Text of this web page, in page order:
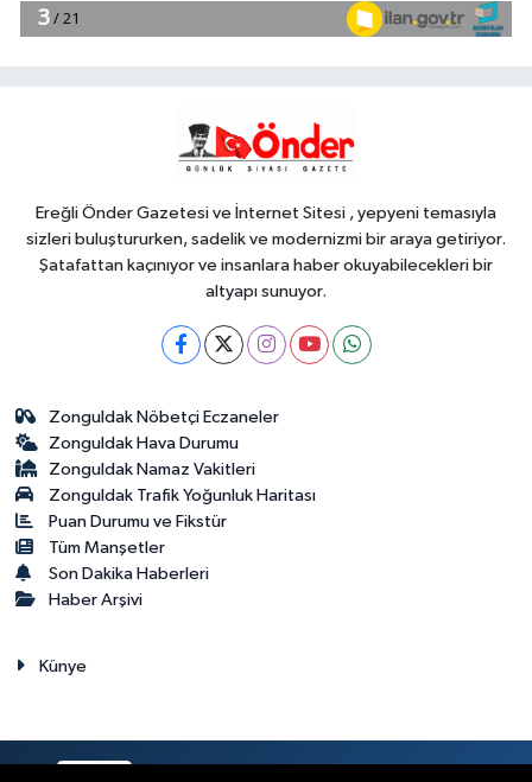
14:15
hasadı başladı
Ereğli Önder Gazetesi ve İnternet Sitesi , yepyeni temasıyla
sizleri buluştururken, sadelik ve modernizmi bir araya getiriyor.
Şatafattan kaçınıyor ve insanlara haber okuyabilecekleri bir
altyapı sunuyor.
Zonguldak Nöbetçi Eczaneler
Zonguldak Hava Durumu
Zonguldak Namaz Vakitleri
Zonguldak Trafik Yoğunluk Haritası
Puan Durumu ve Fikstür
Tüm Manşetler
Son Dakika Haberleri
Haber Arşivi
Künye